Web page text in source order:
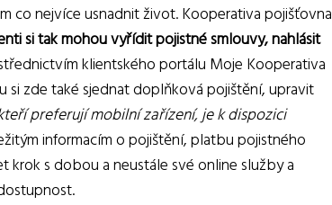
co nejvíce usnadnit život. Kooperativa pojišťovna
si tak mohou vyřídit pojistné smlouvy, nahlásit
klientského portálu Moje Kooperativa
si zde také sjednat doplňková pojištění, upravit
preferují mobilní zařízení, je k dispozici
informacím o pojištění, platbu pojistného
krok s dobou a neustále své online služby a